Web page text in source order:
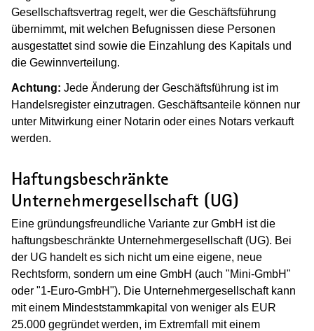
Gesellschaftsvertrag regelt, wer die Geschäftsführung
übernimmt, mit welchen Befugnissen diese Personen
ausgestattet sind sowie die Einzahlung des Kapitals und
die Gewinnverteilung.
Achtung: Jede Änderung der Geschäftsführung ist im
Handelsregister einzutragen. Geschäftsanteile können nur
unter Mitwirkung einer Notarin oder eines Notars verkauft
werden.
Haftungsbeschränkte
Unternehmergesellschaft (UG)
Eine gründungsfreundliche Variante zur GmbH ist die
haftungsbeschränkte Unternehmergesellschaft (UG). Bei
der UG handelt es sich nicht um eine eigene, neue
Rechtsform, sondern um eine GmbH (auch "Mini-GmbH"
oder "1-Euro-GmbH"). Die Unternehmergesellschaft kann
mit einem Mindeststammkapital von weniger als EUR
25.000 gegründet werden, im Extremfall mit einem